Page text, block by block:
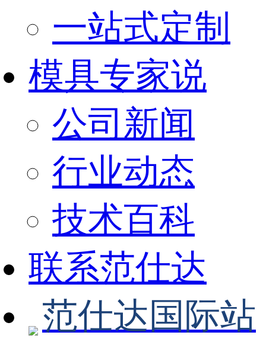
一站式定制
模具专家说
公司新闻
行业动态
技术百科
联系范仕达
范仕达国际站